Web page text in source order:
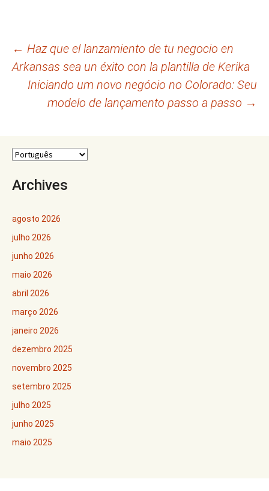
Navegação
de
← Haz que el lanzamiento de tu negocio en
Arkansas sea un éxito con la plantilla de Kerika
Iniciando um novo negócio no Colorado: Seu
modelo de lançamento passo a passo →
Archives
agosto 2026
julho 2026
junho 2026
maio 2026
abril 2026
março 2026
janeiro 2026
dezembro 2025
novembro 2025
setembro 2025
julho 2025
junho 2025
maio 2025